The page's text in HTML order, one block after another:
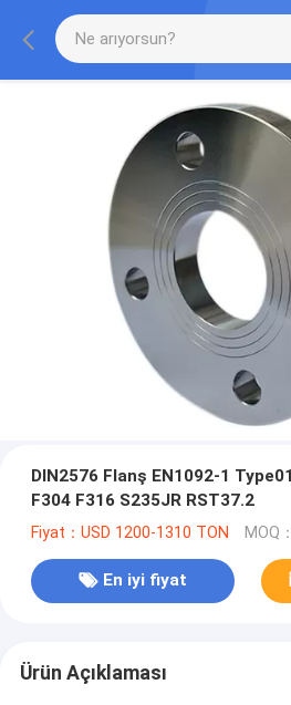
DIN2576 Flanş EN1092-1
F304 F316 S235JR RST37.2
Fiyat：USD 1200-1310 TON MOQ
En iyi fiyat
Ürün Açıklaması